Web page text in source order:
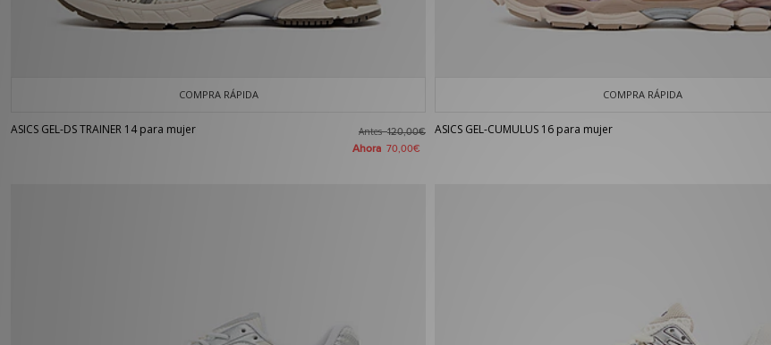
COMPRA RÁPIDA
ASICS GEL-DS TRAINER 14 para mujer Antes120,00€
Ahora 70,00€
COMPRA RÁPIDA
ASICS GEL-CUMULUS 16 para mujer